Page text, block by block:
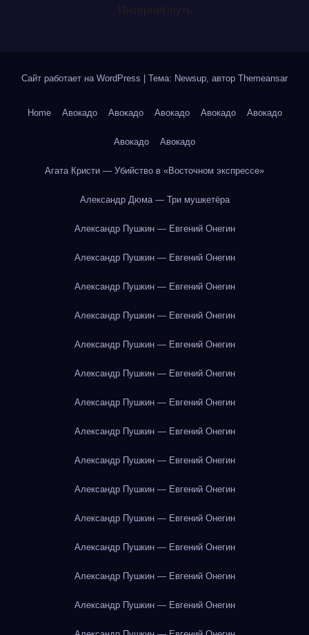
Сайт работает на WordPress Тема: Newsup, автор Themeansar
Home Авокадо Авокадо Авокадо Авокадо Авокадо
Авокадо Авокадо
Агата Кристи — Убийство в «Восточном экспрессе»
Александр Дюма — Три мушкетёра
Александр Пушкин — Евгений Онегин
Александр Пушкин — Евгений Онегин
Александр Пушкин — Евгений Онегин
Александр Пушкин — Евгений Онегин
Александр Пушкин — Евгений Онегин
Александр Пушкин — Евгений Онегин
Александр Пушкин — Евгений Онегин
Александр Пушкин — Евгений Онегин
Александр Пушкин — Евгений Онегин
Александр Пушкин — Евгений Онегин
Александр Пушкин — Евгений Онегин
Александр Пушкин — Евгений Онегин
Александр Пушкин — Евгений Онегин
Александр Пушкин — Евгений Онегин